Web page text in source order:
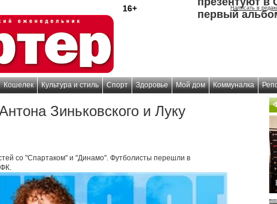
16+ Написать в
первый
Кошелек Культура и стиль Спорт Здоровье Мой дом Коммуналка
Зиньковского и Луку
со "Спартаком" и "Динамо". Футболисты перешли в